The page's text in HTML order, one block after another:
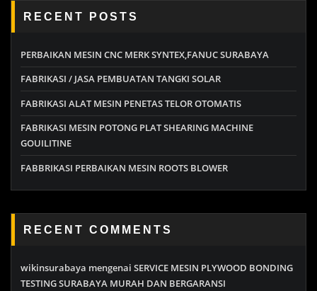
RECENT POSTS
PERBAIKAN MESIN CNC MERK SYNTEX,FANUC SURABAYA
FABRIKASI / JASA PEMBUATAN TANGKI SOLAR
FABRIKASI ALAT MESIN PENETAS TELOR OTOMATIS
FABRIKASI MESIN POTONG PLAT SHEARING MACHINE
GOUILITINE
FABBRIKASI PERBAIKAN MESIN ROOTS BLOWER
RECENT COMMENTS
wikinsurabaya mengenai SERVICE MESIN PLYWOOD BONDING
TESTING SURABAYA MURAH DAN BERGARANSI